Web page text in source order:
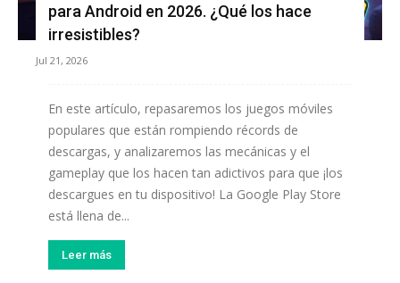
para Android en 2026. ¿Qué los hace
irresistibles?
Jul 21, 2026
En este artículo, repasaremos los juegos móviles
populares que están rompiendo récords de
descargas, y analizaremos las mecánicas y el
gameplay que los hacen tan adictivos para que ¡los
descargues en tu dispositivo! La Google Play Store
está llena de...
Leer más